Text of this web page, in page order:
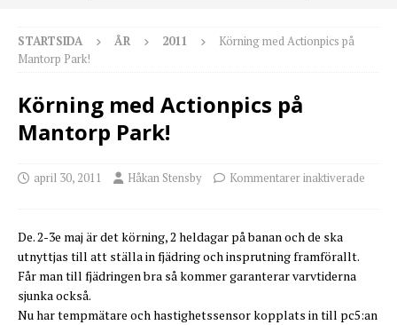
STARTSIDA ÅR 2011
Körning med Actionpics på
Mantorp Park!
Körning med Actionpics på
Mantorp Park!
april 30, 2011 Håkan Stensby Kommentarer inaktiverade
De. 2-3e maj är det körning, 2 heldagar på banan och de ska
utnyttjas till att ställa in fjädring och insprutning framförallt.
Får man till fjädringen bra så kommer garanterar varvtiderna
sjunka också.
Nu har tempmätare och hastighetssensor kopplats in till pc5:an